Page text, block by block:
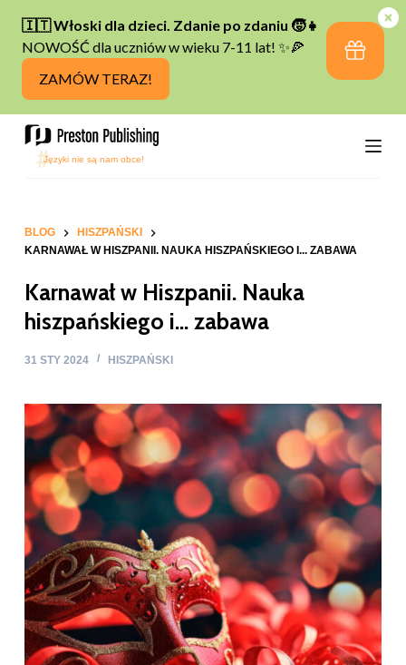
P
z
e
j
BLOG
HISZPAŃSKI
KARNAWAŁ W HISZPANII. NAUKA HISZPAŃSKIEGO I... ZABAWA
Karnawał w Hiszpanii. Nauka
hiszpańskiego i… zabawa
31 STY 2024 HISZPAŃSKI